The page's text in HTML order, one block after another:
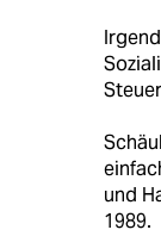
und
1989.